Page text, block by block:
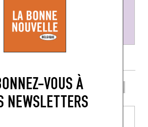
VOUS À
NEWSLETTERS
VERRE DANS LE COIN